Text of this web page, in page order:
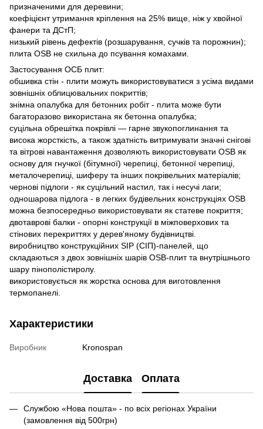
призначеними для деревини;
коефіцієнт утримання кріплення на 25% вище, ніж у хвойної
фанери та ДСтП;
низький рівень дефектів (розшарування, сучків та порожнин);
плита OSB не схильна до псування комахами.
Застосування ОСБ плит:
обшивка стін - плити можуть використовуватися з усіма видами
зовнішніх облицювальних покриттів;
знімна опалубка для бетонних робіт - плита може бути
багаторазово використана як бетонна опалубка;
суцільна обрешітка покрівлі — гарне звукопоглинання та
висока жорсткість, а також здатність витримувати значні снігові
та вітрові навантаження дозволяють використовувати OSB як
основу для гнучкої (бітумної) черепиці, бетонної черепиці,
металочерепиці, шиферу та інших покрівельних матеріалів;
чернові підлоги - як суцільний настил, так і несучі лаги;
одношарова підлога - в легких будівельних конструкціях OSB
можна безпосередньо використовувати як статеве покриття;
двотаврові балки - опорні конструкції в міжповерхових та
стінових перекриттях у дерев'яному будівництві.
виробництво конструкційних SIP (СІП)-панелей, що
складаються з двох зовнішніх шарів OSB-плит та внутрішнього
шару пінополістиролу.
використовується як жорстка основа для виготовлення
термопанелі.
Характеристики
Виробник Kronospan
Доставка Оплата
Службою «Нова пошта» - по всіх регіонах України
(замовлення вiд 500грн)